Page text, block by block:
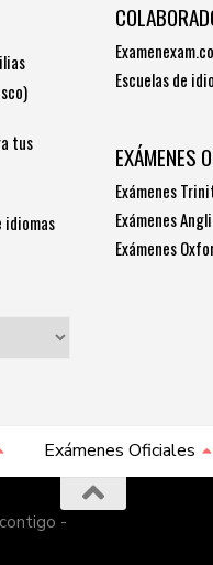
tus
idiomas
Escuelas de
EXÁMENES
Exámenes
Exámenes
Exámenes
Exámenes Oficiales
-